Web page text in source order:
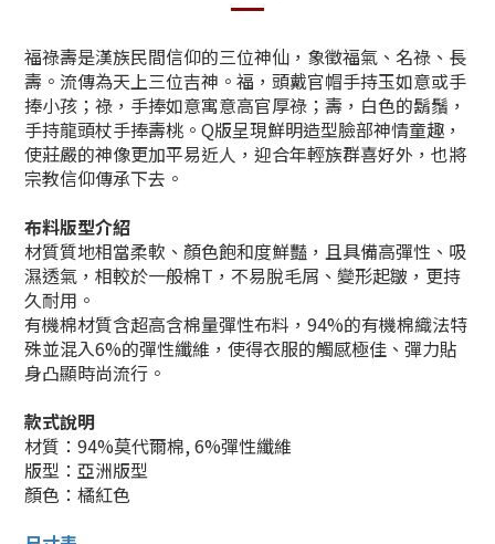
福祿壽是漢族民間信仰的三位神仙，象徵福氣、名祿、長
壽。流傳為天上三位吉神。福，頭戴官帽手持玉如意或手
捧小孩；祿，手捧如意寓意高官厚祿；壽，白色的鬍鬚，
手持龍頭杖手捧壽桃。 Q版呈現鮮明造型臉部神情童趣，
使莊嚴的神像更加平易近人，迎合年輕族群喜好外，也將
宗教信仰傳承下去。
布料版型介紹
材質質地相當柔軟、顏色飽和度鮮豔，且具備高彈性、吸
濕透氣，相較於一般棉T，不易脫毛屑、變形起皺，更持
久耐用。
有機棉材質含超高含棉量彈性布料，94%的有機棉織法特
殊並混入6%的彈性纖維，使得衣服的觸感極佳、彈力貼
身凸顯時尚流行。
款式說明
材質：94%莫代爾棉, 6%彈性纖維
版型：亞洲版型
顏色：橘紅色